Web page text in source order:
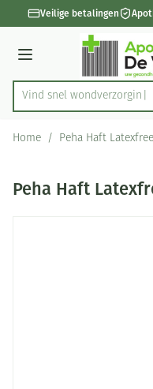
Ga naar de inhoud
1 van 1Veilige betalingen
Menu
Product, merk,
Vind snel wond
Home / Peha Haft
Peha Haft